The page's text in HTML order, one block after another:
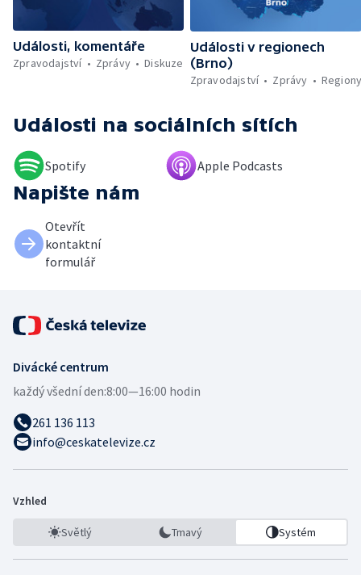
vody ovlivňuje zdraví ptáků — Natáčení
vánoční pohádky pro neslyšící
Události, komentáře
Zpravodajství
Zprávy Diskuze
Události v regionech
(Brno)
Zpravodajství
Zprávy
Události na sociálních sítích
Spotify Apple Podcasts
Napište nám
Otevřít
kontaktní
formulář
Divácké centrum
každý všední den:8:00—16:00 hodin
261 136 113
info@ceskatelevize.cz
Vzhled
Světlý Tmavý Systém